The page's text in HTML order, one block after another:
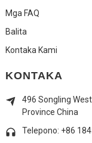
Mga FAQ
Balita
Kontaka Kami
KONTAKA
496 Songling
Province China
Telepono: +86